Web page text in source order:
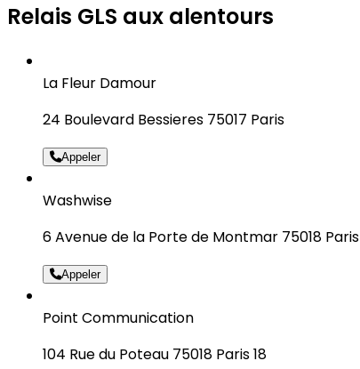
Relais GLS aux alentours
La Fleur Damour
24 Boulevard Bessieres 75017 Paris
Appeler
Washwise
6 Avenue de la Porte de Montmar 75018 Paris
Appeler
Point Communication
104 Rue du Poteau 75018 Paris 18